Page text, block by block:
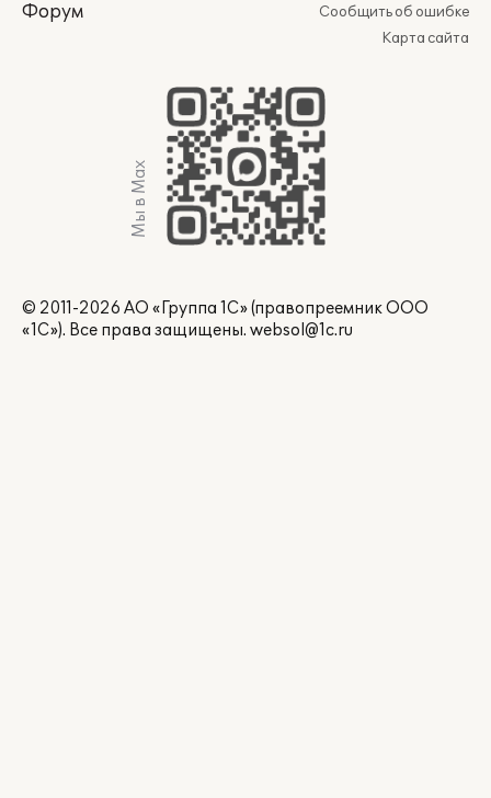
Форум
Сообщить об ошибке
Карта сайта
Мы в Max
© 2011-2026 АО «Группа 1С» (правопреемник ООО
«1С»). Все права защищены. websol@1c.ru